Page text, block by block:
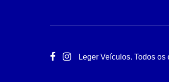
Leger Veículos. Todos